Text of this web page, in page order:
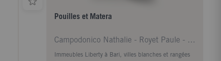
Pouilles et Matera
Campodonico Nathalie - Royet Paule - Huot Aurélie
Immeubles Liberty à Bari, villes blanches et rangées